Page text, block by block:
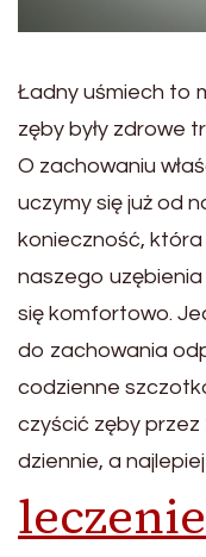
Ładny uśmiech to
zęby były zdrowe
O zachowaniu
uczymy się już od
konieczność, która
naszego
się komfortowo.
do zachowania
codzienne
czyścić zęby
dziennie, a